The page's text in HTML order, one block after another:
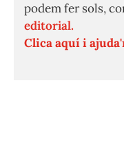
podem fer sols,
editorial.
Clica aquí i